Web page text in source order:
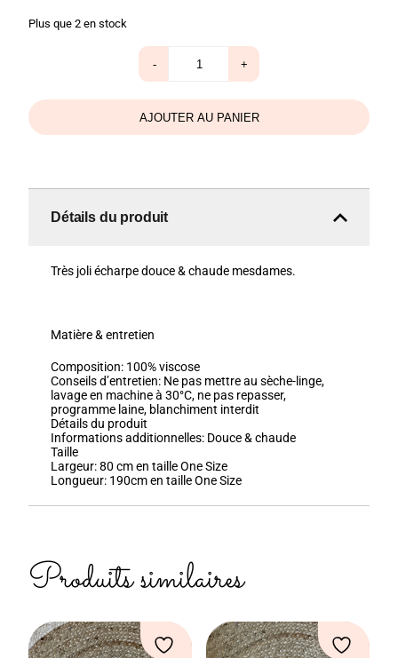
Plus que 2 en stock
de
Echarpe
x'elles
fuchsia
- +
AJOUTER AU PANIER
Détails du produit
Très joli écharpe douce & chaude mesdames.
Matière & entretien
Composition: 100% viscose
Conseils d’entretien: Ne pas mettre au sèche-linge,
lavage en machine à 30°C, ne pas repasser,
programme laine, blanchiment interdit
Détails du produit
Informations additionnelles: Douce & chaude
Taille
Largeur:80 cm en taille One Size
Longueur: 190cm en taille One Size
Produits similaires